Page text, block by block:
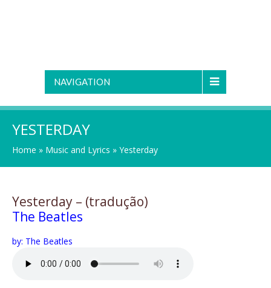
NAVIGATION
YESTERDAY
Home » Music and Lyrics » Yesterday
Yesterday – (tradução)
The Beatles
by: The Beatles